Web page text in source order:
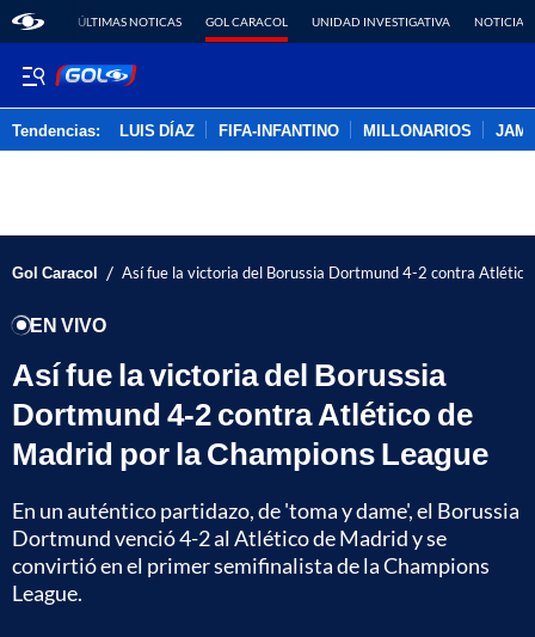
ÚLTIMAS NOTICAS GOL CARACOL UNIDAD INVESTIGATIVA NOTICIAS
Tendencias: LUIS DÍAZ FIFA-INFANTINO MILLONARIOS
Gol Caracol / Así fue la victoria del Borussia Dortmund 4-2 contra
EN VIVO
Así fue la victoria del Borussia
Dortmund 4-2 contra Atlético de
Madrid por la Champions League
En un auténtico partidazo, de 'toma y dame', el Borussia
Dortmund venció 4-2 al Atlético de Madrid y se
convirtió en el primer semifinalista de la Champions
League.